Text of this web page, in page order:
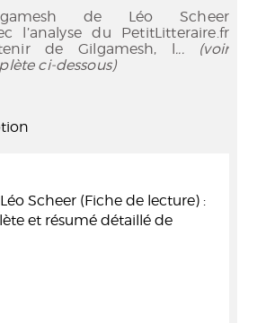
de Léo Scheer
l’analyse du PetitLitteraire.fr
de Gilgamesh, l... (voir
ci-dessous)
Scheer (Fiche de lecture) :
et résumé détaillé de